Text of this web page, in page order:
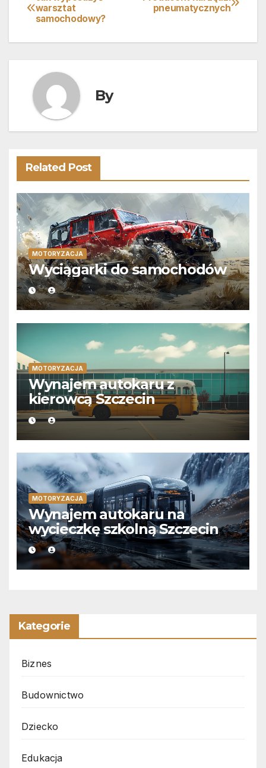
wpisu
pneumatycznych
warsztat
samochodowy?
By
Related Post
MOTORYZACJA
Wyciągarki do samochodów
MOTORYZACJA
Wynajem autokaru z
kierowcą Szczecin
MOTORYZACJA
Wynajem autokaru na
wycieczkę szkolną Szczecin
Kategorie
Biznes
Budownictwo
Dziecko
Edukacja